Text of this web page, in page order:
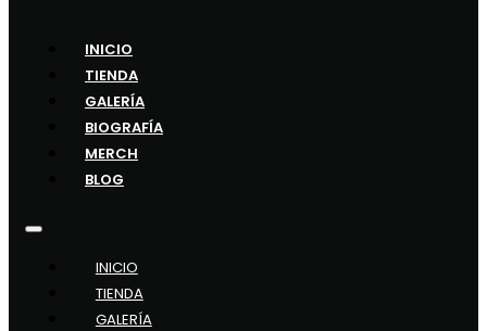
INICIO
TIENDA
GALERÍA
BIOGRAFÍA
MERCH
BLOG
INICIO
TIENDA
GALERÍA